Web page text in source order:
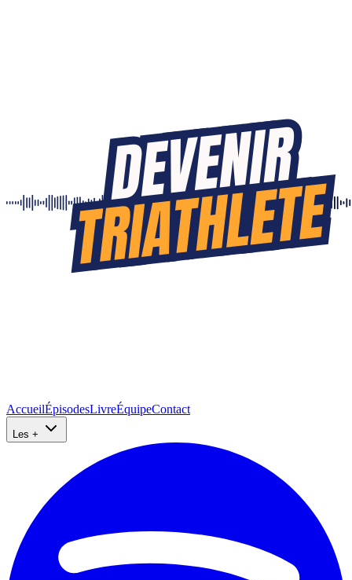
AccueilÉpisodesLivreÉquipeContact
Les +